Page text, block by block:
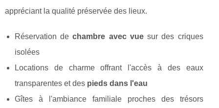
appréciant la qualité préservée des lieux.
Réservation dechambre avec vuesur des criques
isolées
Locations de charme offrant l'accès à des eaux
transparentes et des pieds dans l'eau
Gîtes à l'ambiance familiale proches des trésors